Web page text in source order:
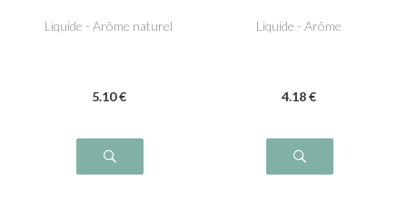
Liquide - Arôme naturel
5.10 €
Liquide - Arôme
4.18 €